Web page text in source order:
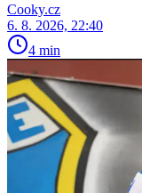
Cooky.cz
6. 8. 2026, 22:40
4 min